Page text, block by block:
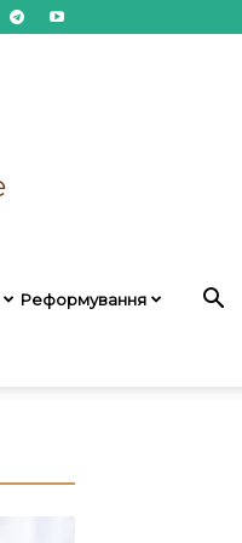
Реформування